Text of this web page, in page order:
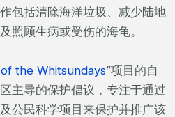
包括清除海洋垃圾、减少陆地
照顾生病或受伤的海龟。
the Whitsundays”项目的自
主导的保护倡议，专注于通过
公民科学项目来保护并推广该